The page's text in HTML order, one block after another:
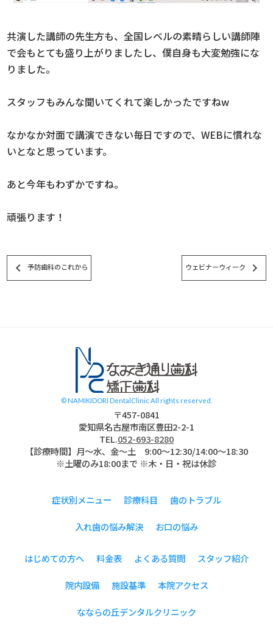
共演した講師の先生方も、全国レベルの素晴らしい講師陣
で会もとても盛り上がりましたし、僕自身も大変勉強にな
りました。
スタッフもみんな聞いてくれて楽しかったですねw
なかなか対面で講演できない毎日ですので、WEBに慣れな
いとなと思っています。
あと今年もわずかですね。
頑張ります！
keyboard_arrow_left 予防歯科のこれから ウェビナーウィーク keyboard_arrow_right
© NAMIKIDORI DentalClinic All rights reserved.
〒457-0841
愛知県名古屋市南区豊田2-2-1
TEL.052-693-8280
【診療時間】月〜水、金～土 9:00〜12:30/14:00～18:30
※土曜のみ18:00まで ※木・日・祝は休診
症状別メニュー 診療科目 歯のトラブル
入れ歯の悩み解決 お口の悩み
はじめての方へ 料金表 よくある質問 スタッフ紹介
院内設備 施設基準 本院アクセス
なならの丘デンタルクリニック